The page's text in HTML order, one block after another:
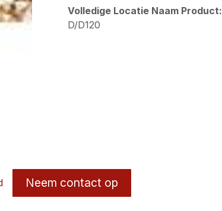
Volledige Locatie Naam Product:
D/D120
Neem contact op